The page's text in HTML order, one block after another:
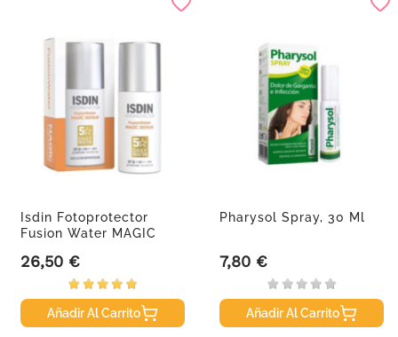
Isdin Fotoprotector
Fusion Water MAGIC
Precio
26,50 €
Añadir Al Carrito
Pharysol Spray, 30 Ml
Precio
7,80 €
Añadir Al Carrito